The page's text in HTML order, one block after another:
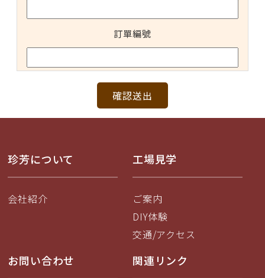
訂單編號
確認送出
珍芳について
会社紹介
工場見学
ご案内
DIY体験
交通/アクセス
お問い合わせ 関連リンク